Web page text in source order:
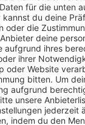
- ONE